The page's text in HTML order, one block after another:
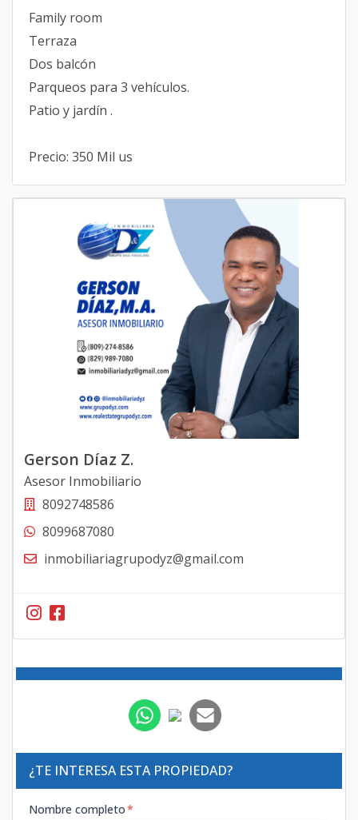
Family room
Terraza
Dos balcón
Parqueos para 3 vehículos.
Patio y jardín .
Precio: 350 Mil us
Gerson Díaz Z.
Asesor Inmobiliario
8092748586
8099687080
inmobiliariagrupodyz@gmail.com
¿TE INTERESA ESTA PROPIEDAD?
Nombre completo*